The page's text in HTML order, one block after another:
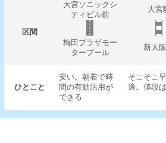
区間
大宮ソニックシ
ティビル前
大宮
梅田プラザモー
タープール
新大
ひとこと
安い。朝着で時
間の有効活用が
できる
そこそこ
適。値段